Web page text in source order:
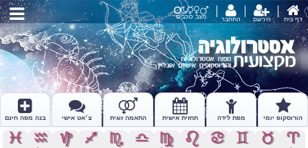
דף בית הירשם התחבר מצב כוכבים
הורוסקופ יומי מפת לידה תחזית אישית התאמה זוגית צ׳אט אישי בנה מפה חינם
a
s
d
f
g
h
j
k
l
z
x
c